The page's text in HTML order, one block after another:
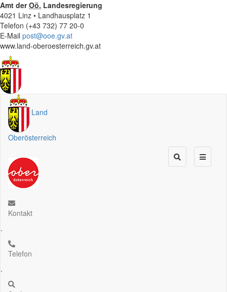
Amt derOö. Landesregierung
4021 Linz • Landhausplatz 1
Telefon (+43 732) 77 20-0
E-Mail post@ooe.gv.at
www.land-oberoesterreich.gv.at
Land
Oberösterreich
Kontakt
.
Telefon
.